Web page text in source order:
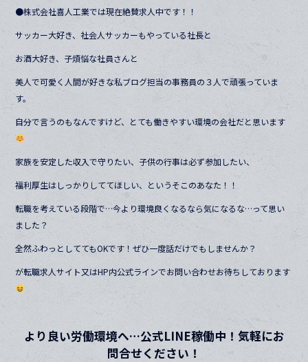
●株式会社喜人工業では現在絶賛求人中です！！
サッカー大好き、社会人サッカーもやっている社長と
お酒大好き、子煩悩な社員さんと
美人で可愛く人間が好きな私ブログ担当の事務員の３人で頑張っていま
す。
自分で言うのもなんですけど、とても働きやすい環境の会社だと思います
家族を安定した収入で守りたい、子供の行事は必ず参加したい、
福利厚生はしっかりしててほしい、というそこのあなた！！
転職を考えている段階で…今より環境良くなるなら気になるな…って思い
ました？
全然ふわっとしててもOKです！ぜひ一度話だけでもしませんか？
が転職求人サイト又はHP内公式ラインでお問い合わせお待ちしております
より良い労働環境へ…公式LINE稼働中！気軽にお
問合せください！